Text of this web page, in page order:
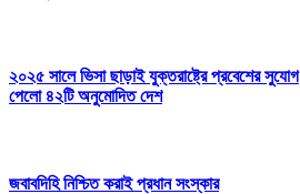
২০২৫ সালে ভিসা ছাড়াই যুক্তরাষ্ট্রে প্রবেশের সুযোগ
পেলো ৪২টি অনুমোদিত দেশ
জবাবদিহি নিশ্চিত করাই প্রধান সংস্কার